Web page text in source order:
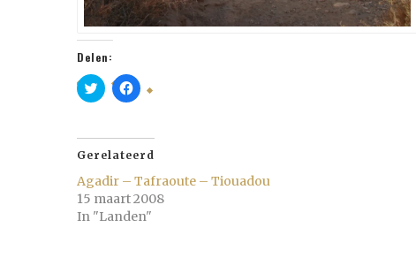
Delen:
Klik
om
Twitter
(Wordt
een
nieuw
venster
geopend)
Klik
om
Facebook
(Wordt
een
nieuw
venster
geopend)
Gerelateerd
Agadir – Tafraoute – Tiouadou
15 maart 2008
In "Landen"